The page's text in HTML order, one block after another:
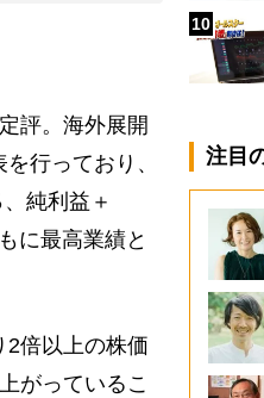
評。海外展開
行っており、
純利益＋
に最高業績と
倍以上の株価
がっているこ
10
注目